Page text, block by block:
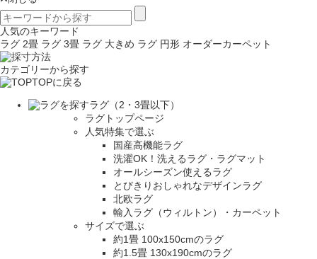
人気のキーワード
ラグ 2畳 ラグ 3畳 ラグ 大きめ ラグ 円形 オーダーカーペット
カテゴリーから探す
TOPに戻る
ラグ（2・3畳以下）
ラグトップページ
人気特集で選ぶ
国産高機能ラグ
洗濯OK！洗えるラグ・ラグマット
オールシーズン使えるラグ
とびきりおしゃれなデザインラグ
北欧ラグ
輸入ラグ（ウィルトン）・カーペット
サイズで選ぶ
約1畳 100x150cmのラグ
約1.5畳 130x190cmのラグ